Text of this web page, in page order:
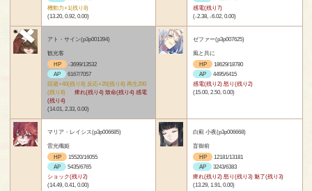
機動力+1(残り8)
(13.20, 0.92, 0.00)
感電(残り7)
(-2.38, -6.02, 0.00)
アト・サイン(p3p001394)
観光客
HP
-3699/13532
AP
6167/7057
回避+40(残り8) 反応+20(残り8) 再生200
(残り8)
痺れ(残り4) 致命(残り4) 感電
(残り4)
(14.01, 2.33, 0.00)
ゼファー(p3p007625)
風と共に
HP
18629/18780
AP
4495/6415
感電(残り2) 怒り(残り2)
(15.00, 2.50, 0.00)
マリア・レイシス(p3p006685)
雷光殲姫
HP
15520/16055
AP
5435/6765
ショック(残り2)
(14.49, 0.41, 0.00)
白薊 小夜(p3p006668)
盲御前
HP
12181/13181
AP
3243/6383
痺れ(残り2) 怒り(残り3) 魅了(残り3)
(13.29, 1.91, 0.00)